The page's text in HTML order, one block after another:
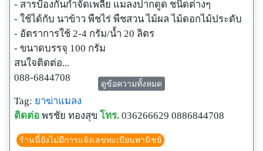
- สารป้องกันกำจัดเพลี้ย แมลงปากดูด ชนิดต่างๆ
- ใช้ได้กับ นาข้าว พืชไร่ พืชสวน ไม้ผล ไม้ดอกไม้ประดับ
- อัตราการใช้ 2-4 กรัม/น้ำ 20 ลิตร
- ขนาดบรรจุ 100 กรัม
สนใจติดต่อ...
088-6844708
ดูข้อความทั้งหมด
Tag: ยาฆ่าแมลง
ติดต่อ พรชัย ทองสุข โทร. 036266629 0886844708
ร้านนี้ยังไม่มีการแจ้งเลขทะเบียนพานิชย์